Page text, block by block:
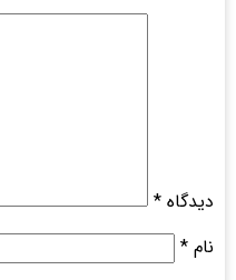
دیدگاه *
نام *